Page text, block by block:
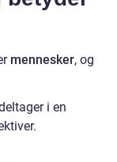
mennesker, og
i en